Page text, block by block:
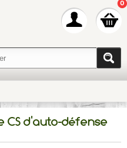
0
CS d'auto-défense